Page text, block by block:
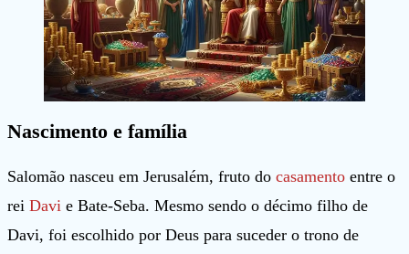
Nascimento e família
Salomão nasceu em Jerusalém, fruto do casamento entre o
rei Davi e Bate-Seba. Mesmo sendo o décimo filho de
Davi, foi escolhido por Deus para suceder o trono de